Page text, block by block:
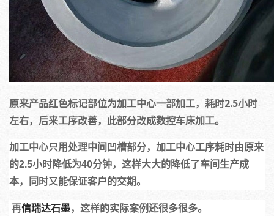
原来产品红色标记部位为加工中心一部加工，耗时2.5小时
左右，后来工序改善，此部分改成数控车床加工。
加工中心只用处理中间凹槽部分，加工中心工序耗时由原来
的2.5小时降低为40分钟，这样大大的降低了车间生产成
本，同时又能保证客户的交期。
再信瑞达石墨，这样的实际案例还很多很多。